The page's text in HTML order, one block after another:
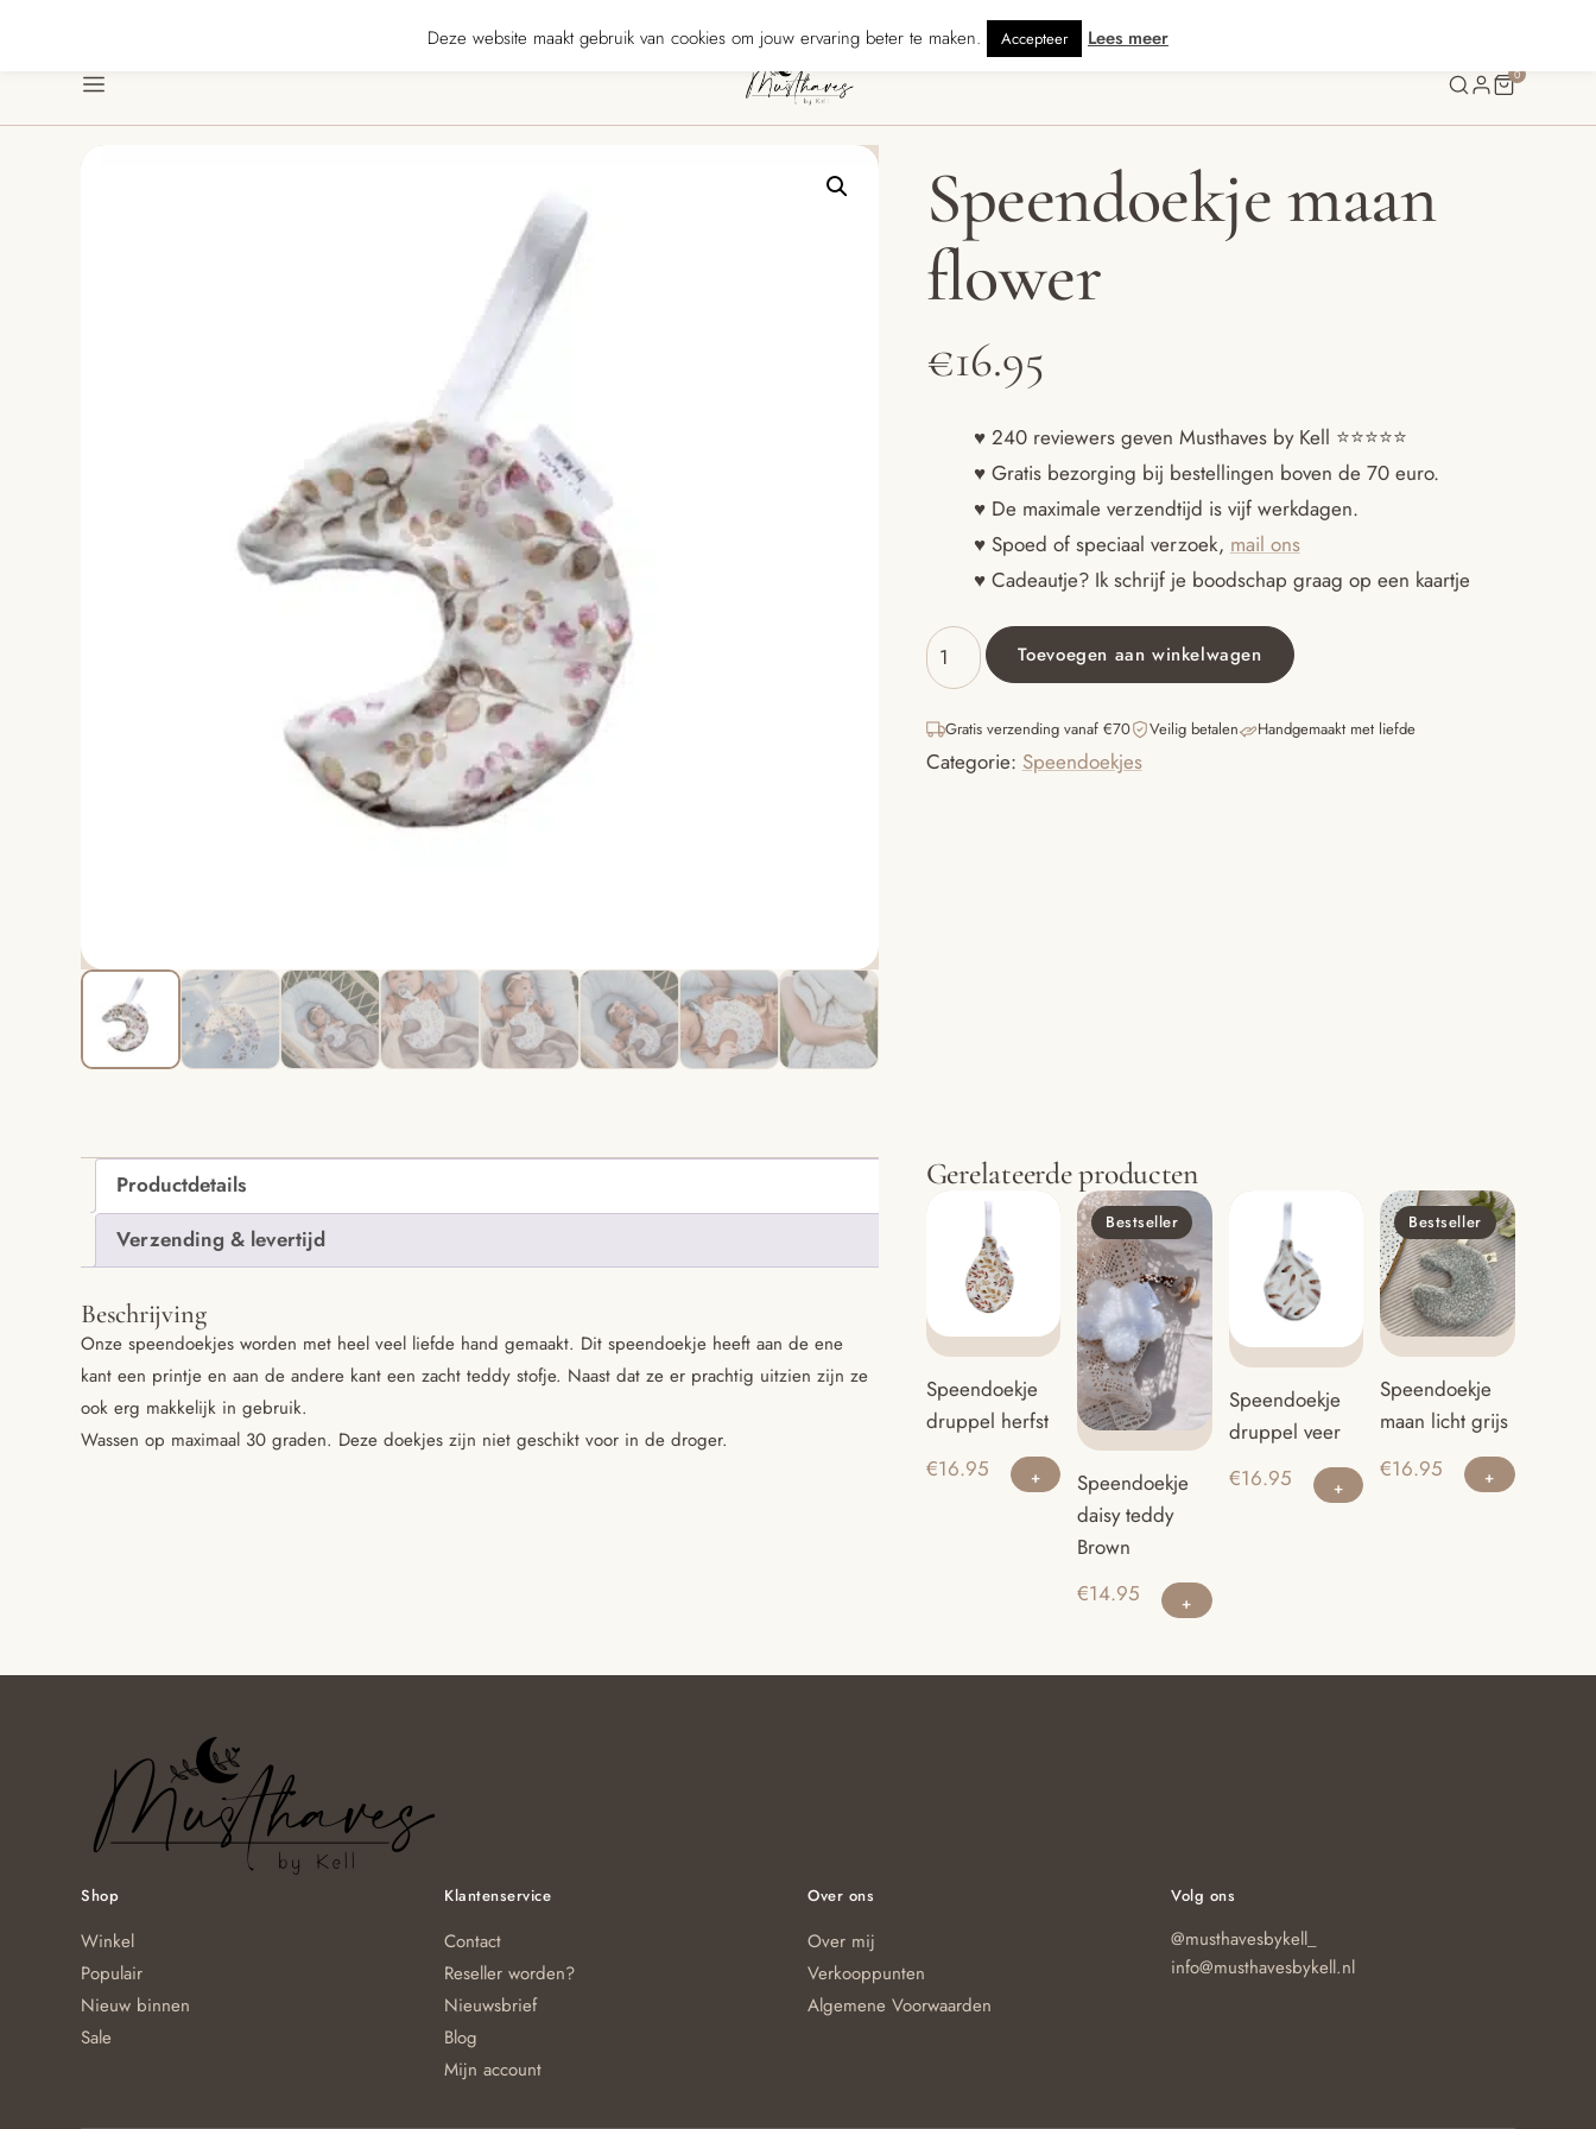
240 reviewers geven ons ★★★★★ · Gratis verzending vanaf € 70 · Gratis kaartje met je bestelling • Verzonden
Menu
0
Speendoekje maan
flower
€16.95
♥ 240 reviewers geven Musthaves by Kell ⭐️⭐️⭐️⭐️⭐️
♥ Gratis bezorging bij bestellingen boven de 70 euro.
♥ De maximale verzendtijd is vijf werkdagen.
♥ Spoed of speciaal verzoek, mail ons
♥ Cadeautje? Ik schrijf je boodschap graag op een kaartje
Speendoekje
maan
aantal
Toevoegen aan winkelwagen
Gratis verzending vanaf €70 Veilig betalen Handgemaakt met liefde
Categorie: Speendoekjes
Productdetails
Verzending & levertijd
Beschrijving
Onze speendoekjes worden met heel veel liefde hand gemaakt. Dit speendoekje heeft aan de ene
kant een printje en aan de andere kant een zacht teddy stofje. Naast dat ze er prachtig uitzien zijn ze
ook erg makkelijk in gebruik.
Wassen op maximaal 30 graden. Deze doekjes zijn niet geschikt voor in de droger.
Gerelateerde producten
Speendoekje
druppel herfst
€16.95
Bestseller
Speendoekje
daisy teddy
Brown
€14.95
Speendoekje
druppel veer
€16.95
Bestseller
Speendoekje
maan licht grijs
€16.95
Shop
Winkel
Populair
Nieuw binnen
Sale
Klantenservice
Contact
Reseller worden?
Nieuwsbrief
Blog
Mijn account
Over ons
Over mij
Verkooppunten
Algemene Voorwaarden
Volg ons
@musthavesbykell_
info@musthavesbykell.nl
Deze website maakt gebruik van cookies om jouw ervaring beter te maken. Accepteer Lees meer